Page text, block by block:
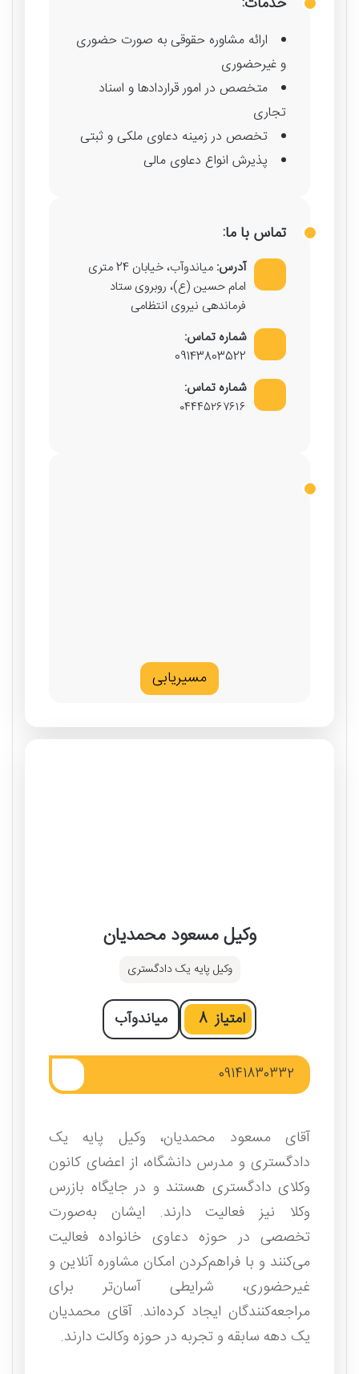
ارائه مشاوره حقوقی به صورت حضوری
و غیرحضوری
متخصص در امور قراردادها و اسناد
تجاری
تخصص در زمینه دعاوی ملکی و ثبتی
پذیرش انواع دعاوی مالی
تماس با ما:
آدرس:
میاندوآب، خیابان 24 متری
امام حسین (ع)، روبروی ستاد
فرماندهی نیروی انتظامی
شماره تماس:
09143803522
شماره تماس:
۰۴۴۴۵۲۶۷۶۱۶
مسیریابی
وکیل مسعود محمدیان
وکیل پایه یک دادگستری
امتیاز 8 میاندوآب
09141830332
آقای مسعود محمدیان، وکیل پایه یک
دادگستری و مدرس دانشگاه، از اعضای کانون
وکلای دادگستری هستند و در جایگاه بازرس
وکلا نیز فعالیت دارند. ایشان به‌صورت
تخصصی در حوزه دعاوی خانواده فعالیت
می‌کنند و با فراهم‌کردن امکان مشاوره آنلاین و
غیرحضوری، شرایطی آسان‌تر برای
مراجعه‌کنندگان ایجاد کرده‌اند. آقای محمدیان
یک دهه سابقه و تجربه در حوزه وکالت دارند.